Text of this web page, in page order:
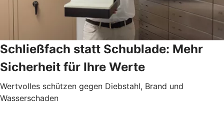
Schließfach statt Schublade: Mehr
Sicherheit für Ihre Werte
Wertvolles schützen gegen Diebstahl, Brand und
Wasserschaden